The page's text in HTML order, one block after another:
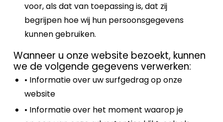
voor, als dat van toepassing is, dat zij
begrijpen hoe wij hun persoonsgegevens
kunnen gebruiken.
Wanneer u onze website bezoekt, kunnen
we de volgende gegevens verwerken:
• Informatie over uw surfgedrag op onze
website
• Informatie over het moment waarop je